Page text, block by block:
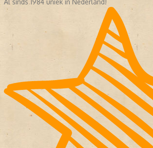
Al sinds 1984 uniek in Nederland!